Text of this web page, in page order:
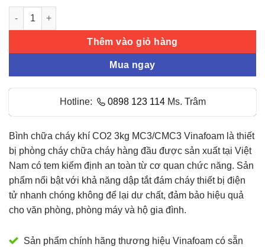
Bình chữa cháy khí CO2 3kg MC3/CMC3 Vinafoam số lượng
Thêm vào giỏ hàng
Mua ngay
Hotline: 0898 123 114Ms. Trâm
Bình chữa cháy khí CO2 3kg MC3/CMC3 Vinafoam là thiết
bị phòng cháy chữa cháy hàng đầu được sản xuất tại Việt
Nam có tem kiểm định an toàn từ cơ quan chức năng. Sản
phẩm nổi bật với khả năng dập tắt đám cháy thiết bị điện
tử nhanh chóng không để lại dư chất, đảm bảo hiệu quả
cho văn phòng, phòng máy và hộ gia đình.
Sản phẩm chính hãng thương hiệu Vinafoam có sẵn